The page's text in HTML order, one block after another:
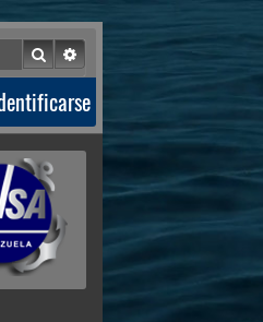
BuscarBúsqueda avanzada